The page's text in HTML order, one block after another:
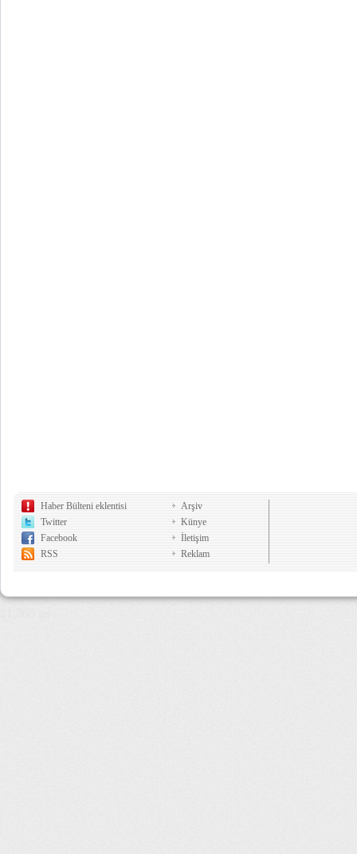
Haber Bülteni eklentisi
Twitter
Facebook
RSS
Arşiv
Künye
İletişim
Reklam